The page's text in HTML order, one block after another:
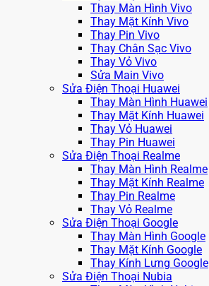
Thay Màn Hình Vivo
Thay Mặt Kính Vivo
Thay Pin Vivo
Thay Chân Sạc Vivo
Thay Vỏ Vivo
Sửa Main Vivo
Sửa Điện Thoại Huawei
Thay Màn Hình Huawei
Thay Mặt Kính Huawei
Thay Vỏ Huawei
Thay Pin Huawei
Sửa Điện Thoại Realme
Thay Màn Hình Realme
Thay Mặt Kính Realme
Thay Pin Realme
Thay Vỏ Realme
Sửa Điện Thoại Google
Thay Màn Hình Google
Thay Mặt Kính Google
Thay Kính Lưng Google
Sửa Điện Thoại Nubia